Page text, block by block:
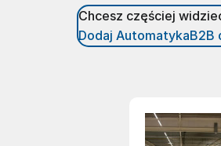
Chcesz częściej
Dodaj AutomatykaB2B